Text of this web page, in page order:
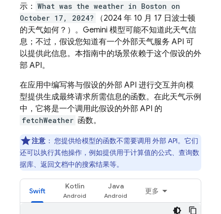
示： What was the weather in Boston on
October 17, 2024?
（2024 年 10 月 17 日波士顿
的天气如何？）。 Gemini 模型可能不知道此天气信
息；不过，假设您知道有一个外部天气服务 API 可
以提供此信息。本指南中的场景依赖于这个假设的外
部 API。
在应用中编写将与假设的外部 API 进行交互并向模
型提供生成最终请求所需信息的函数。在此天气示例
中，它将是一个调用此假设的外部 API 的
fetchWeather 函数。
注意 ： 您提供给模型的函数不需要调用 外部 API。它们
还可以执行其他操作，例如提供用于计算值的公式、查询数
据库、返回文档中的搜索结果等。
Swift
Kotlin Java
更多